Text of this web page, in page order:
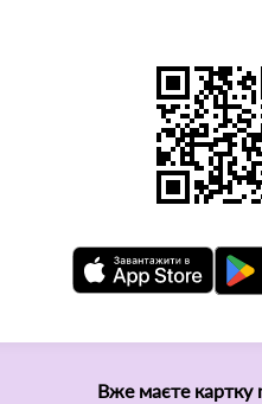
Вже маєте картку